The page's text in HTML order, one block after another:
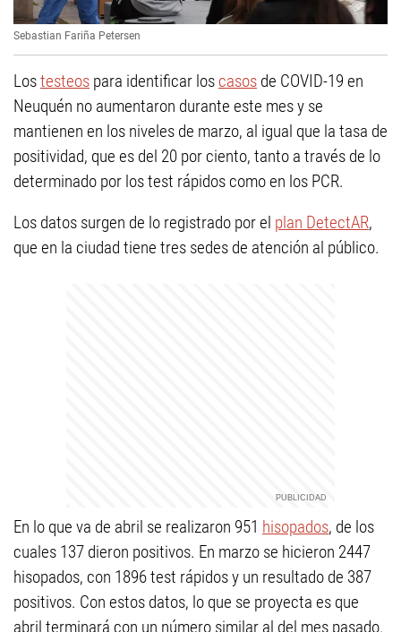
Sebastian Fariña Petersen
Lostesteos para identificar los casos de COVID-19 en
Neuquén no aumentaron durante este mes y se
mantienen en los niveles de marzo, al igual que la tasa de
positividad, que es del 20 por ciento, tanto a través de lo
determinado por los test rápidos como en los PCR.
Los datos surgen de lo registrado por el plan DetectAR,
que en la ciudad tiene tres sedes de atención al público.
En lo que va de abril se realizaron 951 hisopados, de los
cuales 137 dieron positivos. En marzo se hicieron 2447
hisopados, con 1896 test rápidos y un resultado de 387
positivos. Con estos datos, lo que se proyecta es que
abril terminará con un número similar al del mes pasado.